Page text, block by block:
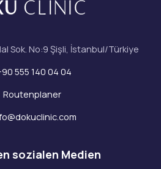
Sok. No:9 Şişli, İstanbul/Türkiye
555 140 04 04
Routenplaner
sozialen Medien